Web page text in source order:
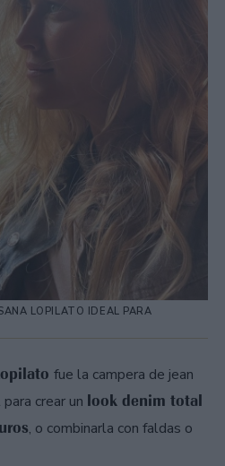
LOPILATO IDEAL PARA
fue la campera de jean
crear un look denim total
, o combinarla con faldas o